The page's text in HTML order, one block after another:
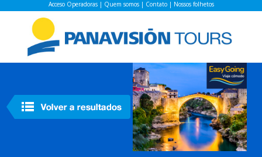
Acceso Operadoras| Quem somos| Contato| Nossos folhetos